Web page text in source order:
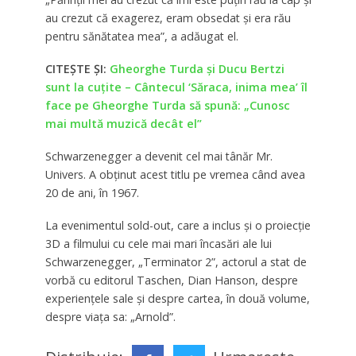
au crezut că exagerez, eram obsedat și era rău
pentru sănătatea mea”, a adăugat el.
CITEȘTE ȘI: Gheorghe Turda și Ducu Bertzi
sunt la cuțite – Cântecul ‘Săraca, inima mea’ îl
face pe Gheorghe Turda să spună: „Cunosc
mai multă muzică decât el”
Schwarzenegger a devenit cel mai tânăr Mr.
Univers. A obținut acest titlu pe vremea când avea
20 de ani, în 1967.
La evenimentul sold-out, care a inclus și o proiecție
3D a filmului cu cele mai mari încasări ale lui
Schwarzenegger, „Terminator 2”, actorul a stat de
vorbă cu editorul Taschen, Dian Hanson, despre
experiențele sale și despre cartea, în două volume,
despre viața sa: „Arnold”.